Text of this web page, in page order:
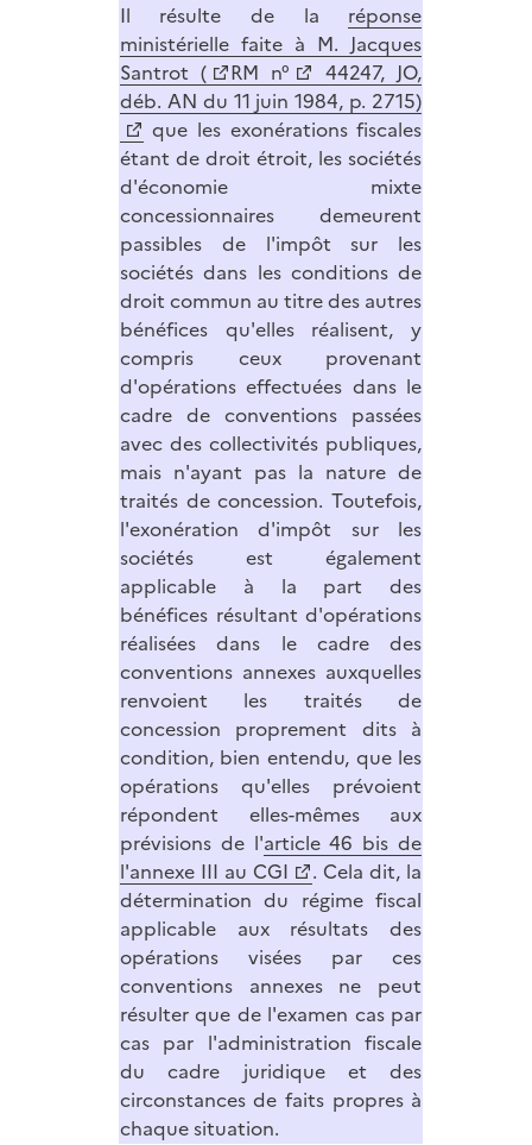
Il résulte de la réponse
ministérielle faite à M. Jacques
Santrot (
RM n°
44247, JO,
déb. AN du 11 juin 1984, p. 2715)
que les exonérations fiscales
étant de droit étroit, les sociétés
d'économie mixte
concessionnaires demeurent
passibles de l'impôt sur les
sociétés dans les conditions de
droit commun au titre des autres
bénéfices qu'elles réalisent, y
compris ceux provenant
d'opérations effectuées dans le
cadre de conventions passées
avec des collectivités publiques,
mais n'ayant pas la nature de
traités de concession. Toutefois,
l'exonération d'impôt sur les
sociétés est également
applicable à la part des
bénéfices résultant d'opérations
réalisées dans le cadre des
conventions annexes auxquelles
renvoient les traités de
concession proprement dits à
condition, bien entendu, que les
opérations qu'elles prévoient
répondent elles-mêmes aux
prévisions de l'article 46 bis de
l'annexe III au CGI
. Cela dit, la
détermination du régime fiscal
applicable aux résultats des
opérations visées par ces
conventions annexes ne peut
résulter que de l'examen cas par
cas par l'administration fiscale
du cadre juridique et des
circonstances de faits propres à
chaque situation.